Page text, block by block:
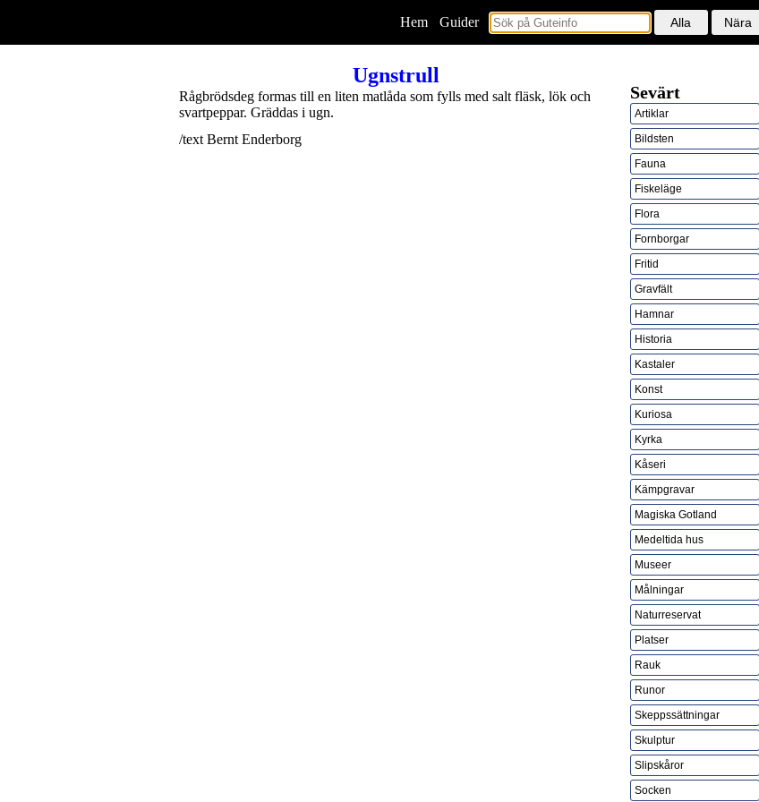
Hem< Guider
Ugnstrull
Rågbrödsdeg formas till en liten matlåda som fylls med salt fläsk, lök och
svartpeppar. Gräddas i ugn.
/text Bernt Enderborg
Sevärt
Artiklar
Bildsten
Fauna
Fiskeläge
Flora
Fornborgar
Fritid
Gravfält
Hamnar
Historia
Kastaler
Konst
Kuriosa
Kyrka
Kåseri
Kämpgravar
Magiska Gotland
Medeltida hus
Museer
Målningar
Naturreservat
Platser
Rauk
Runor
Skeppssättningar
Skulptur
Slipskåror
Socken